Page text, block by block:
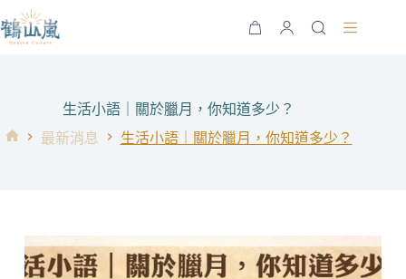
至
購
生活小語｜關於臘月，你知道多少？
最新消息 生活小語｜關於臘月，你知道多少？